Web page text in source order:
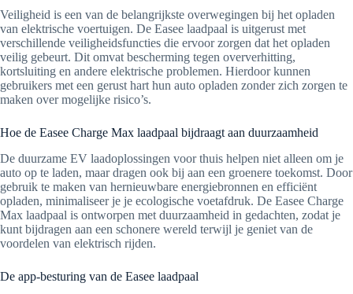
Veiligheid is een van de belangrijkste overwegingen bij het opladen
van elektrische voertuigen. De Easee laadpaal is uitgerust met
verschillende veiligheidsfuncties die ervoor zorgen dat het opladen
veilig gebeurt. Dit omvat bescherming tegen oververhitting,
kortsluiting en andere elektrische problemen. Hierdoor kunnen
gebruikers met een gerust hart hun auto opladen zonder zich zorgen te
maken over mogelijke risico’s.
Hoe de Easee Charge Max laadpaal bijdraagt aan duurzaamheid
De duurzame EV laadoplossingen voor thuis helpen niet alleen om je
auto op te laden, maar dragen ook bij aan een groenere toekomst. Door
gebruik te maken van hernieuwbare energiebronnen en efficiënt
opladen, minimaliseer je je ecologische voetafdruk. De Easee Charge
Max laadpaal is ontworpen met duurzaamheid in gedachten, zodat je
kunt bijdragen aan een schonere wereld terwijl je geniet van de
voordelen van elektrisch rijden.
De app-besturing van de Easee laadpaal